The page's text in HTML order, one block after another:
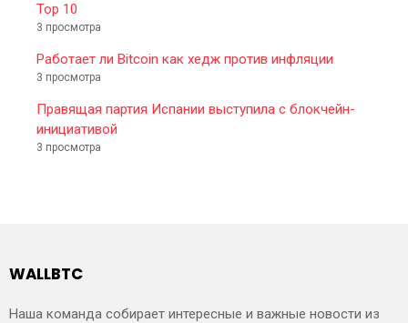
Top 10
3 просмотра
Работает ли Bitcoin как хедж против инфляции
3 просмотра
Правящая партия Испании выступила с блокчейн-
инициативой
3 просмотра
WALLBTC
Наша команда собирает интересные и важные новости из